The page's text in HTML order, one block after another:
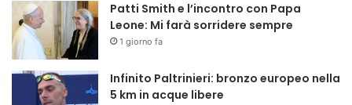
Patti Smith e l’incontro con Papa
Leone: Mi farà sorridere sempre
1 giorno fa
Infinito Paltrinieri: bronzo europeo nella
5 km in acque libere